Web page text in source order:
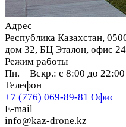
Адрес
Республика Казахстан,
дом 32, БЦ Эталон, офис
Режим работы
Пн. – Вскр.: с 8:00 до 22:00
Телефон
+7 (776) 069-89-81 Офис
E-mail
info@kaz-drone.kz